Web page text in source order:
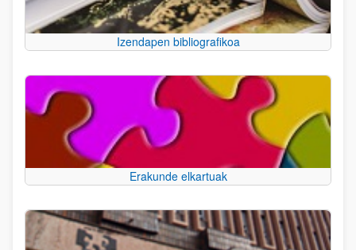
Izendapen bibliografikoa
Erakunde elkartuak